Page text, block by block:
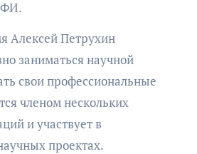
Алексей Петрухин
заниматься научной
свои профессиональные
членом нескольких
и участвует в
проектах.